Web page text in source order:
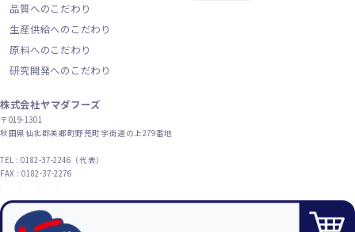
品質へのこだわり
生産供給へのこだわり
原料へのこだわり
研究開発へのこだわり
株式会社ヤマダフーズ
〒019-1301
秋田県仙北郡美郷町野荒町字街道の上279番地
TEL : 0182-37-2246（代表）
FAX : 0182-37-2276